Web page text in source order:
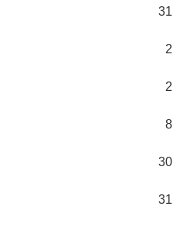
31
2
2
8
30
31